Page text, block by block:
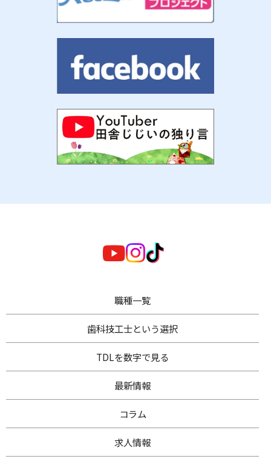
職種一覧
歯科技工士という選択
TDLを数字で見る
最新情報
コラム
求人情報